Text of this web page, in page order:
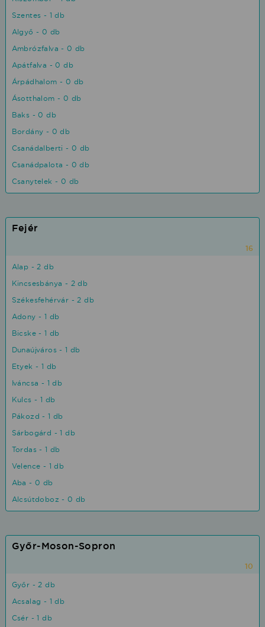
Szentes - 1 db
Algyő - 0 db
Ambrózfalva - 0 db
Apátfalva - 0 db
Árpádhalom - 0 db
Ásotthalom - 0 db
Baks - 0 db
Bordány - 0 db
Csanádalberti - 0 db
Csanádpalota - 0 db
Csanytelek - 0 db
Fejér
16
Alap - 2 db
Kincsesbánya - 2 db
Székesfehérvár - 2 db
Adony - 1 db
Bicske - 1 db
Dunaújváros - 1 db
Etyek - 1 db
Iváncsa - 1 db
Kulcs - 1 db
Pákozd - 1 db
Sárbogárd - 1 db
Tordas - 1 db
Velence - 1 db
Aba - 0 db
Alcsútdoboz - 0 db
Győr-Moson-Sopron
10
Győr - 2 db
Acsalag - 1 db
Csér - 1 db